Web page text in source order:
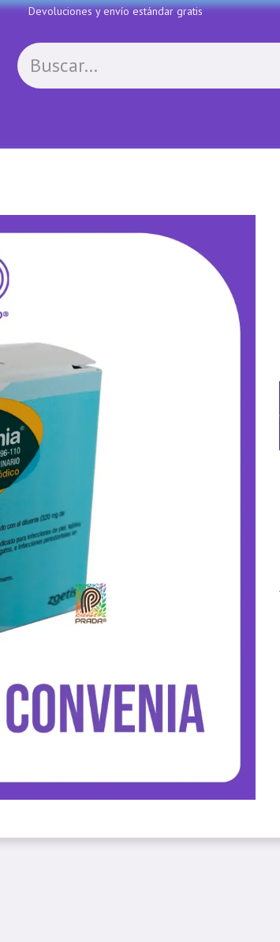
Devoluciones y envío estándar gratis